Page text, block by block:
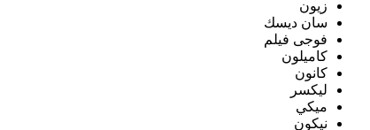
زيون
سان ديسك
فوجى فيلم
كاميلون
كانون
ليكسر
ميكي
نيكون